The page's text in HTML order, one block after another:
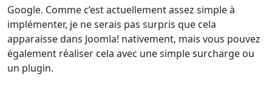
Google. Comme c’est actuellement assez simple à
implémenter, je ne serais pas surpris que cela
apparaisse dans Joomla! nativement, mais vous pouvez
également réaliser cela avec une simple surcharge ou
un plugin.